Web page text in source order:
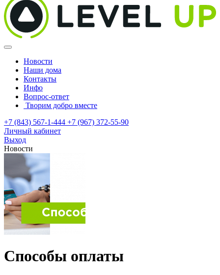
Новости
Наши дома
Контакты
Инфо
Вопрос-ответ
Творим добро вместе
+7 (843) 567-1-444 +7 (967) 372-55-90
Личный кабинет
Выход
Новости
Способы оплаты